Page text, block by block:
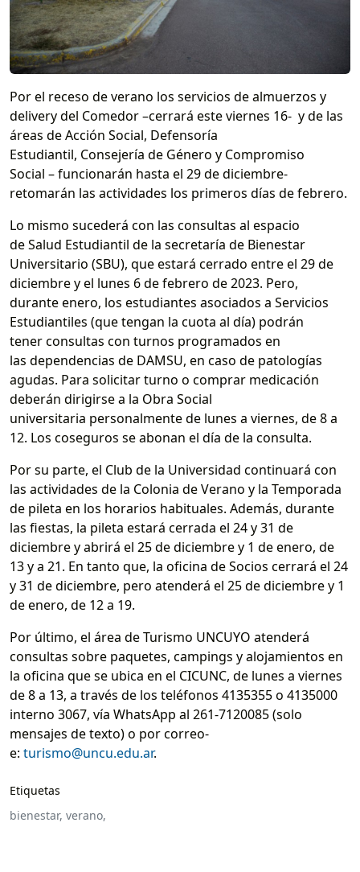
Por el receso de verano los servicios de almuerzos y
delivery del Comedor –cerrará este viernes 16- y de las
áreas de Acción Social, Defensoría
Estudiantil, Consejería de Género y Compromiso
Social – funcionarán hasta el 29 de diciembre-
retomarán las actividades los primeros días de febrero.
Lo mismo sucederá con las consultas al espacio
de Salud Estudiantil de la secretaría de Bienestar
Universitario (SBU), que estará cerrado entre el 29 de
diciembre y el lunes 6 de febrero de 2023. Pero,
durante enero, los estudiantes asociados a Servicios
Estudiantiles (que tengan la cuota al día) podrán
tener consultas con turnos programados en
las dependencias de DAMSU, en caso de patologías
agudas. Para solicitar turno o comprar medicación
deberán dirigirse a la Obra Social
universitaria personalmente de lunes a viernes, de 8 a
12. Los coseguros se abonan el día de la consulta.
Por su parte, el Club de la Universidad continuará con
las actividades de la Colonia de Verano y la Temporada
de pileta en los horarios habituales. Además, durante
las fiestas, la pileta estará cerrada el 24 y 31 de
diciembre y abrirá el 25 de diciembre y 1 de enero, de
13 y a 21. En tanto que, la oficina de Socios cerrará el 24
y 31 de diciembre, pero atenderá el 25 de diciembre y 1
de enero, de 12 a 19.
Por último, el área de Turismo UNCUYO atenderá
consultas sobre paquetes, campings y alojamientos en
la oficina que se ubica en el CICUNC, de lunes a viernes
de 8 a 13, a través de los teléfonos 4135355 o 4135000
interno 3067, vía WhatsApp al 261-7120085 (solo
mensajes de texto) o por correo-
e: turismo@uncu.edu.ar.
Etiquetas
bienestar, verano,